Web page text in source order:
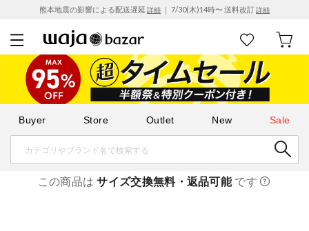
熊本地震の影響による配送遅延 詳細 ｜ 7/30(木)14時〜 送料改訂詳細
Buyer Store Outlet New Sale
この商品はサイズ交換無料・返品可能です